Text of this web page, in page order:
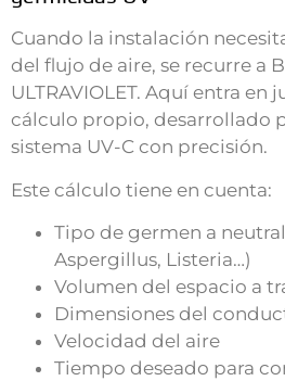
Cuando la instalación
del flujo de aire, se recurre a
ULTRAVIOLET. Aquí entra en
cálculo propio, desarrollado
sistema UV-C con precisión.
Este cálculo tiene en cuenta:
Tipo de germen a
Aspergillus, Listeria…)
Volumen del espacio a
Dimensiones del
Velocidad del aire
Tiempo deseado para